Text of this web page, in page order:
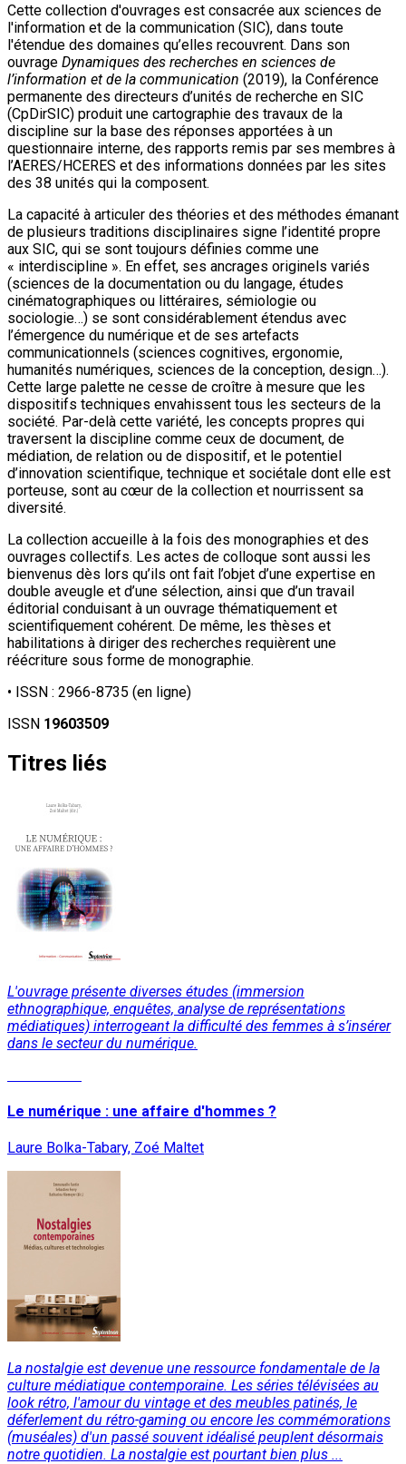
Cette collection d'ouvrages est consacrée aux sciences de
l'information et de la communication (SIC), dans toute
l'étendue des domaines qu’elles recouvrent. Dans son
ouvrage Dynamiques des recherches en sciences de
l’information et de la communication (2019), la Conférence
permanente des directeurs d’unités de recherche en SIC
(CpDirSIC) produit une cartographie des travaux de la
discipline sur la base des réponses apportées à un
questionnaire interne, des rapports remis par ses membres à
l’AERES/HCERES et des informations données par les sites
des 38 unités qui la composent.
La capacité à articuler des théories et des méthodes émanant
de plusieurs traditions disciplinaires signe l’identité propre
aux SIC, qui se sont toujours définies comme une
« interdiscipline ». En effet, ses ancrages originels variés
(sciences de la documentation ou du langage, études
cinématographiques ou littéraires, sémiologie ou
sociologie…) se sont considérablement étendus avec
l’émergence du numérique et de ses artefacts
communicationnels (sciences cognitives, ergonomie,
humanités numériques, sciences de la conception, design…).
Cette large palette ne cesse de croître à mesure que les
dispositifs techniques envahissent tous les secteurs de la
société. Par-delà cette variété, les concepts propres qui
traversent la discipline comme ceux de document, de
médiation, de relation ou de dispositif, et le potentiel
d’innovation scientifique, technique et sociétale dont elle est
porteuse, sont au cœur de la collection et nourrissent sa
diversité.
La collection accueille à la fois des monographies et des
ouvrages collectifs. Les actes de colloque sont aussi les
bienvenus dès lors qu’ils ont fait l’objet d’une expertise en
double aveugle et d’une sélection, ainsi que d’un travail
éditorial conduisant à un ouvrage thématiquement et
scientifiquement cohérent. De même, les thèses et
habilitations à diriger des recherches requièrent une
réécriture sous forme de monographie.
• ISSN : 2966-8735 (en ligne)
ISSN 19603509
Titres liés
L'ouvrage présente diverses études (immersion
ethnographique, enquêtes, analyse de représentations
médiatiques) interrogeant la difficulté des femmes à s’insérer
dans le secteur du numérique.
Le numérique : une affaire d'hommes ?
Laure Bolka-Tabary, Zoé Maltet
La nostalgie est devenue une ressource fondamentale de la
culture médiatique contemporaine. Les séries télévisées au
look rétro, l'amour du vintage et des meubles patinés, le
déferlement du rétro-gaming ou encore les commémorations
(muséales) d'un passé souvent idéalisé peuplent désormais
notre quotidien. La nostalgie est pourtant bien plus ...